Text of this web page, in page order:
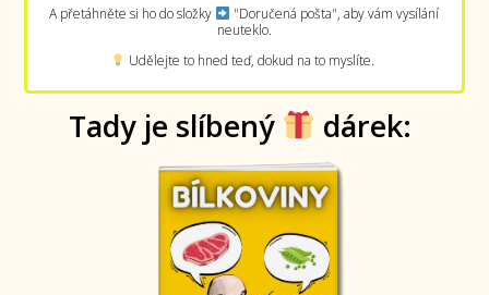
A přetáhněte si ho do složky
"Doručená pošta", aby vám vysílání
neuteklo.
Udělejte to hned teď, dokud na to myslíte.
Tady je slíbený dárek: